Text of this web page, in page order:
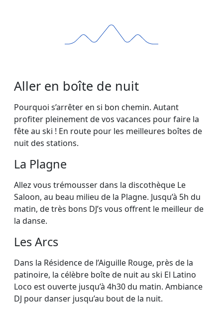
Aller en boîte de nuit
Pourquoi s’arrêter en si bon chemin. Autant
profiter pleinement de vos vacances pour faire la
fête au ski ! En route pour les meilleures boîtes de
nuit des stations.
La Plagne
Allez vous trémousser dans la discothèque Le
Saloon, au beau milieu de la Plagne. Jusqu’à 5h du
matin, de très bons DJ’s vous offrent le meilleur de
la danse.
Les Arcs
Dans la Résidence de l’Aiguille Rouge, près de la
patinoire, la célèbre boîte de nuit au ski El Latino
Loco est ouverte jusqu’à 4h30 du matin. Ambiance
DJ pour danser jusqu’au bout de la nuit.